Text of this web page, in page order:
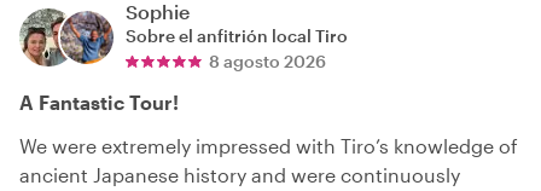
Sophie
Sobre el anfitrión local Tiro
8 agosto 2026
A Fantastic Tour!
We were extremely impressed with Tiro’s knowledge of
ancient Japanese history and were continuously